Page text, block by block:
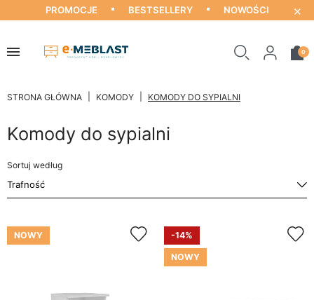
PROMOCJE BESTSELLERY NOWOŚCI ×
0
STRONA GŁÓWNA KOMODY KOMODY DO SYPIALNI
Komody do sypialni
Sortuj według
NOWY -14%
NOWY